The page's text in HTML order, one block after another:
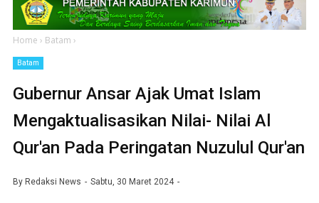
Home › Batam ›
Batam
Gubernur Ansar Ajak Umat Islam
Mengaktualisasikan Nilai- Nilai Al
Qur'an Pada Peringatan Nuzulul Qur'an
By Redaksi News Sabtu, 30 Maret 2024